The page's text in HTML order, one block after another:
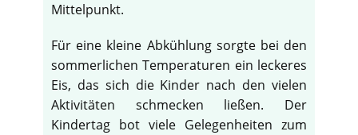
Mittelpunkt.
Für eine kleine Abkühlung sorgte bei den
sommerlichen Temperaturen ein leckeres
Eis, das sich die Kinder nach den vielen
Aktivitäten schmecken ließen. Der
Kindertag bot viele Gelegenheiten zum